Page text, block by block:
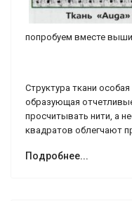
попробуем вместе
Структура ткани
образующая
просчитывать нити, а
квадратов облегчают
Подробнее...